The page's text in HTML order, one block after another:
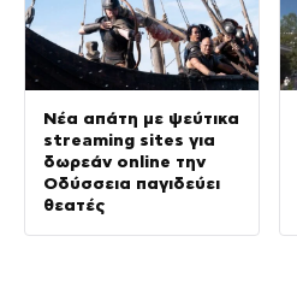
Νέα απάτη με ψεύτικα
streaming sites για
δωρεάν online την
Οδύσσεια παγιδεύει
θεατές